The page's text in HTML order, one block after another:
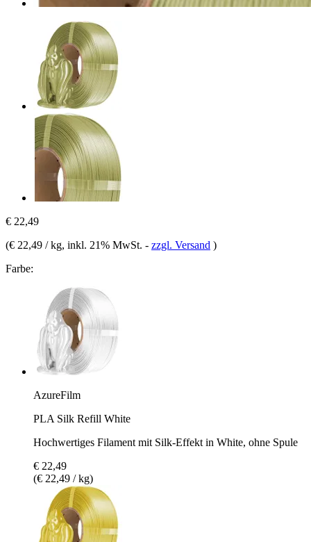
€ 22,49
(€ 22,49 / kg, inkl. 21% MwSt. - zzgl. Versand )
Farbe:
AzureFilm
PLA Silk Refill White
Hochwertiges Filament mit Silk-Effekt in White, ohne Spule
€ 22,49
(€ 22,49 / kg)